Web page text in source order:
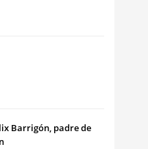
Barrigón, padre de